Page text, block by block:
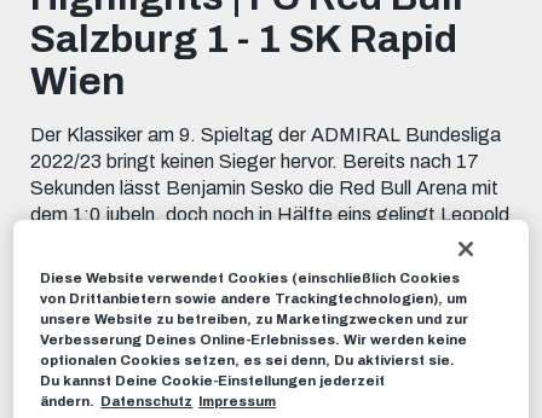
minutes,
6
seconds
Salzburg 1 - 1 SK Rapid
Wien
Der Klassiker am 9. Spieltag der ADMIRAL Bundesliga
2022/23 bringt keinen Sieger hervor. Bereits nach 17
Sekunden lässt Benjamin Sesko die Red Bull Arena mit
dem 1:0 jubeln, doch noch in Hälfte eins gelingt Leopold
HIGHLIGHTS 19. SEPTEMBER 2022
Dieses Video teilen:
Diese Website verwendet Cookies (einschließlich Cookies
von Drittanbietern sowie andere Trackingtechnologien), um
unsere Website zu betreiben, zu Marketingzwecken und zur
Verbesserung Deines Online-Erlebnisses. Wir werden keine
optionalen Cookies setzen, es sei denn, Du aktivierst sie.
Du kannst Deine Cookie-Einstellungen jederzeit
ändern. Datenschutz Impressum